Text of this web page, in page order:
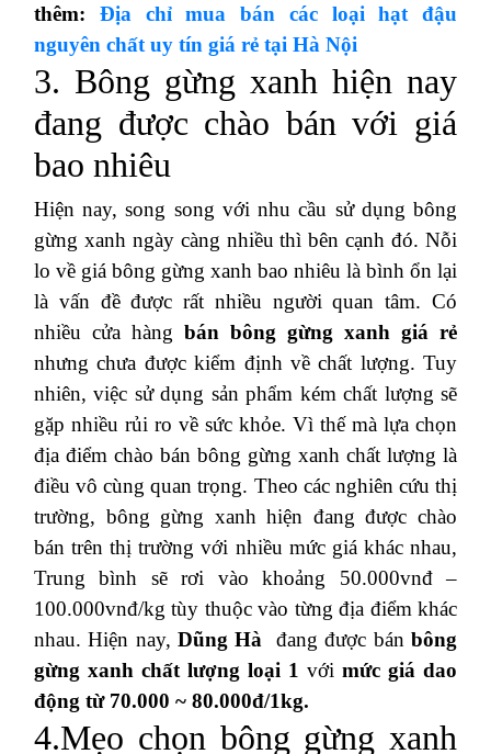
thêm: Địa chỉ mua bán các loại hạt đậu
nguyên chất uy tín giá rẻ tại Hà Nội
3. Bông gừng xanh hiện nay
đang được chào bán với giá
bao nhiêu
Hiện nay, song song với nhu cầu sử dụng bông
gừng xanh ngày càng nhiều thì bên cạnh đó. Nỗi
lo về giá bông gừng xanh bao nhiêu là bình ổn lại
là vấn đề được rất nhiều người quan tâm. Có
nhiều cửa hàng bán bông gừng xanh giá rẻ
nhưng chưa được kiểm định về chất lượng. Tuy
nhiên, việc sử dụng sản phẩm kém chất lượng sẽ
gặp nhiều rủi ro về sức khỏe. Vì thế mà lựa chọn
địa điểm chào bán bông gừng xanh chất lượng là
điều vô cùng quan trọng. Theo các nghiên cứu thị
trường, bông gừng xanh hiện đang được chào
bán trên thị trường với nhiều mức giá khác nhau,
Trung bình sẽ rơi vào khoảng 50.000vnđ –
100.000vnđ/kg tùy thuộc vào từng địa điểm khác
nhau. Hiện nay, Dũng Hà đang được bán bông
gừng xanh chất lượng loại 1 với mức giá dao
động từ 70.000 ~ 80.000đ/1kg.
4.Mẹo chọn bông gừng xanh